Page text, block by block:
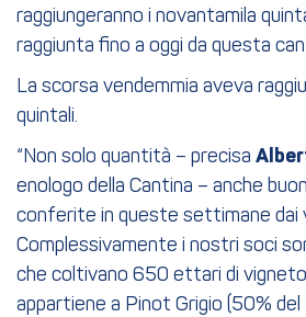
raggiungeranno i novantamila
raggiunta fino a oggi da questa
La scorsa vendemmia aveva
quintali.
“Non solo quantità – precisa
enologo della Cantina – anche
conferite in queste settimane dai
Complessivamente i nostri soci
che coltivano 650 ettari di
appartiene a Pinot Grigio (50%